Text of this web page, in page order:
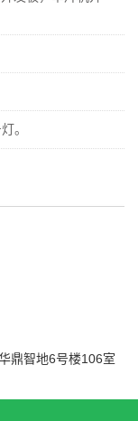
。
鼎智地6号楼106室